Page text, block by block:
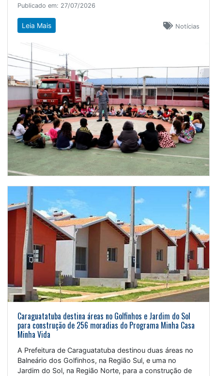
Publicado em: 27/07/2026
Notícias
Leia Mais
Caraguatatuba destina áreas no Golfinhos e Jardim do Sol
para construção de 256 moradias do Programa Minha Casa
Minha Vida
A Prefeitura de Caraguatatuba destinou duas áreas no
Balneário dos Golfinhos, na Região Sul, e uma no
Jardim do Sol, na Região Norte, para a construção de